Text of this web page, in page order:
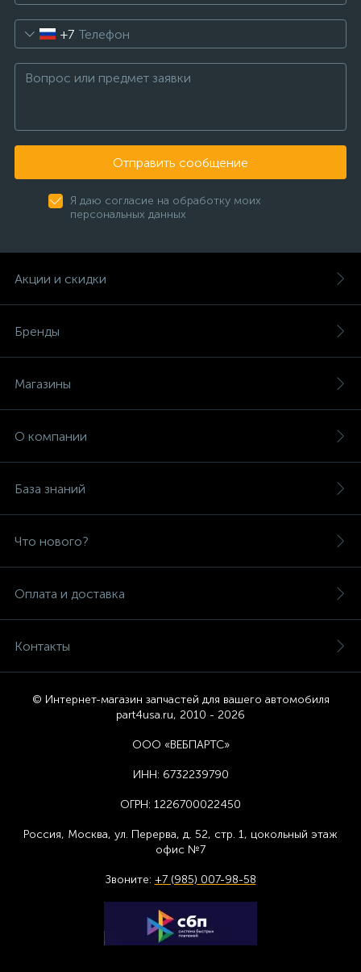
+7
Отправить сообщение
Я даю согласие на обработку моих
персональных данных
Акции и скидки
Бренды
Магазины
О компании
База знаний
Что нового?
Оплата и доставка
Контакты
© Интернет-магазин запчастей для вашего автомобиля
part4usa.ru, 2010 - 2026
ООО «ВЕБПАРТС»
ИНН: 6732239790
ОГРН: 1226700022450
Россия, Москва, ул. Перерва, д. 52, стр. 1, цокольный этаж
офис №7
Звоните: +7 (985) 007-98-58